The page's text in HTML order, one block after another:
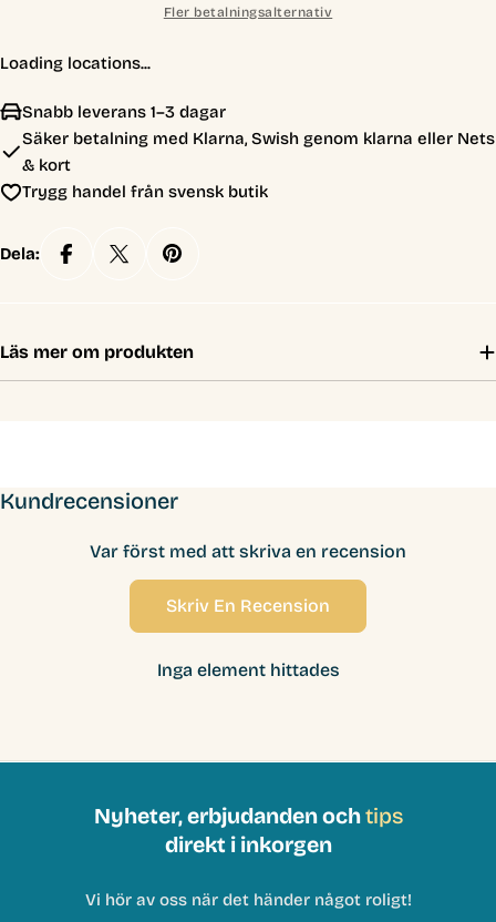
Fler betalningsalternativ
Loading locations...
Snabb leverans 1–3 dagar
Säker betalning med Klarna, Swish genom klarna eller Nets
& kort
Trygg handel från svensk butik
Dela:
Läs mer om produkten
Kundrecensioner
Var först med att skriva en recension
Skriv En Recension
Inga element hittades
Nyheter, erbjudanden ochtips
direkt i inkorgen
Vi hör av oss när det händer något roligt!